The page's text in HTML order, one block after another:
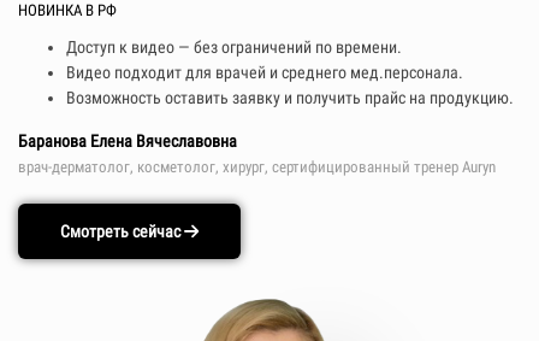
НОВИНКА В РФ
Доступ к видео — без ограничений по времени.
Видео подходит для врачей и среднего мед.персонала.
Возможность оставить заявку и получить прайс на продукцию.
Баранова Елена Вячеславовна
врач-дерматолог, косметолог, хирург, сертифицированный тренер Auryn
Смотреть сейчас